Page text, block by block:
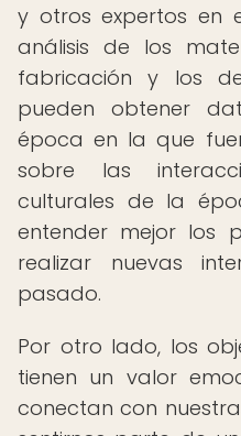
y otros expertos en
análisis de los
fabricación y los
pueden obtener
época en la que
sobre las
culturales de la
entender mejor los
realizar nuevas
pasado.
Por otro lado, los
tienen un valor
conectan con